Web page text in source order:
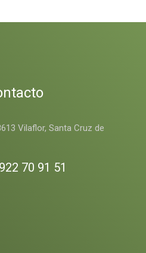
Vilaflor, Santa Cruz de
922 70 91 51